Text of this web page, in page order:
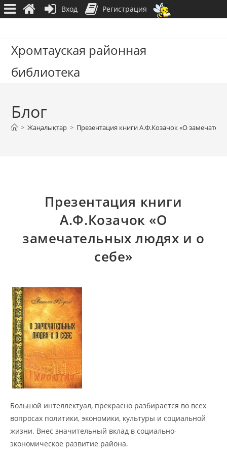
содержимому
Хромтауская районная
библиотека
Блог
> Жаңалықтар > Презентация книги А.Ф.Козачок «О
Презентация книги
А.Ф.Козачок «О
замечательных людях и о
себе»
Большой интеллектуал, прекрасно разбирается во всех
вопросах политики, экономики, культуры и социальной
жизни. Внес значительный вклад в социально-
экономическое развитие района.
Вход Регистрация